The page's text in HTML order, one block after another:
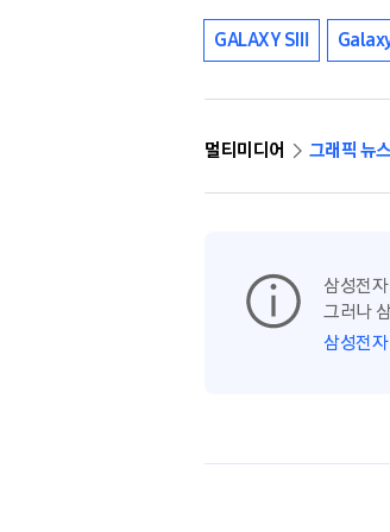
GALAXY SⅢ
멀티미디어 그래픽 뉴스
삼성전
그러나
삼성전